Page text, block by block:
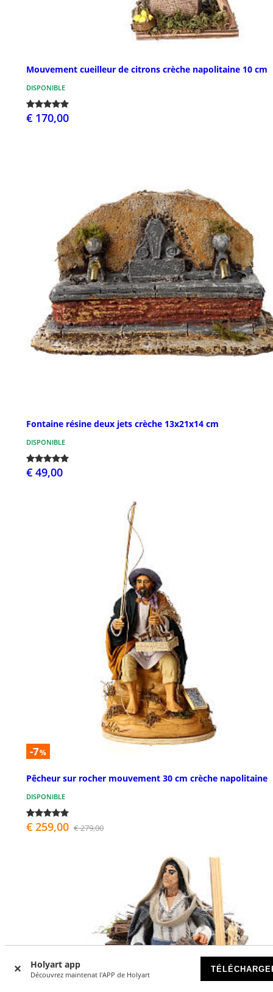
Holyart app
Découvrez maintenat l'APP de Holyart
Mouvement cueilleur de citrons crèche napolitaine 10 cm
DISPONIBLE
€ 170,00
Fontaine résine deux jets crèche 13x21x14 cm
DISPONIBLE
€ 49,00
-7%
Pêcheur sur rocher mouvement 30 cm crèche napolitaine
DISPONIBLE
€ 259,00 € 279,00